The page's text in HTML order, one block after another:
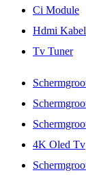
Ci Module
Hdmi Kabel
Tv Tuner
4K Oled Tv